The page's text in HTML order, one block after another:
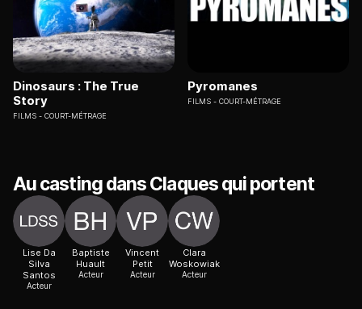
Dinosaurs : The True
Story
FILMS COURT-MÉTRAGE
Pyromanes
FILMS COURT-MÉTRAGE
Au casting dans Claques qui portent
Lise Da
Silva
Santos
Acteur
Baptiste
Huault
Acteur
Vincent
Petit
Acteur
Clara
Woskowiak
Acteur